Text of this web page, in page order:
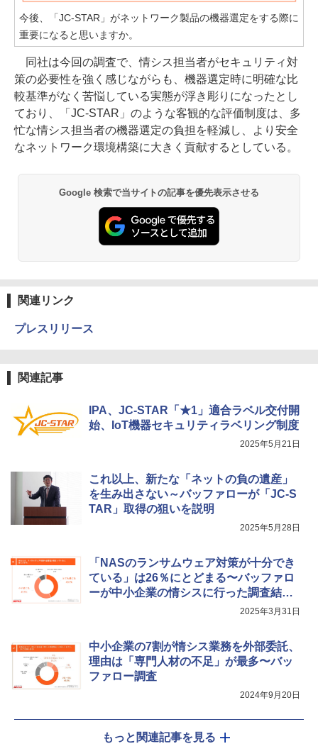
今後、「JC-STAR」がネットワーク製品の機器選定をする際に
重要になると思いますか。
同社は今回の調査で、情シス担当者がセキュリティ対
策の必要性を強く感じながらも、機器選定時に明確な比
較基準がなく苦悩している実態が浮き彫りになったとし
ており、「JC-STAR」のような客観的な評価制度は、多
忙な情シス担当者の機器選定の負担を軽減し、より安全
なネットワーク環境構築に大きく貢献するとしている。
Google 検索で当サイトの記事を優先表示させる
関連リンク
プレスリリース
関連記事
IPA、JC-STAR「★1」適合ラベル交付開
始、IoT機器セキュリティラベリング制度
2025年5月21日
これ以上、新たな「ネットの負の遺産」
を生み出さない～バッファローが「JC-S
TAR」取得の狙いを説明
2025年5月28日
「NASのランサムウェア対策が十分でき
ている」は26％にとどまる〜バッファロ
ーが中小企業の情シスに行った調査結果
2025年3月31日
中小企業の7割が情シス業務を外部委託、
理由は「専門人材の不足」が最多〜バッ
ファロー調査
2024年9月20日
もっと関連記事を見る